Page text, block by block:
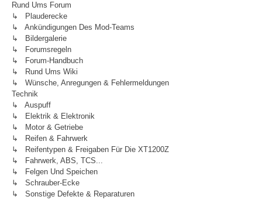
Rund Ums Forum
↳ Plauderecke
↳ Ankündigungen Des Mod-Teams
↳ Bildergalerie
↳ Forumsregeln
↳ Forum-Handbuch
↳ Rund Ums Wiki
↳ Wünsche, Anregungen & Fehlermeldungen
Technik
↳ Auspuff
↳ Elektrik & Elektronik
↳ Motor & Getriebe
↳ Reifen & Fahrwerk
↳ Reifentypen & Freigaben Für Die XT1200Z
↳ Fahrwerk, ABS, TCS...
↳ Felgen Und Speichen
↳ Schrauber-Ecke
↳ Sonstige Defekte & Reparaturen